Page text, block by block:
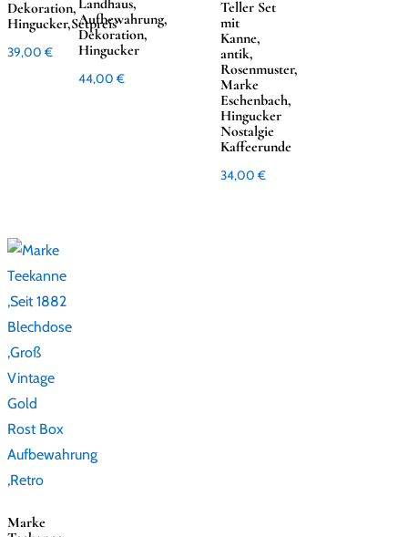
Dekoration,
Hingucker,Setpreis
39,00€
Landhaus,
Aufbewahrung,
Dekoration,
Hingucker
44,00€
Teller Set
mit
Kanne,
antik,
Rosenmuster,
Marke
Eschenbach,
Hingucker
Nostalgie
Kaffeerunde
34,00€
Marke